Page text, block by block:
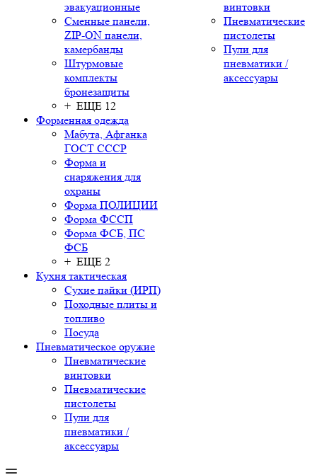
эвакуационные
Сменные панели,
ZIP-ON панели,
камербанды
Штурмовые
комплекты
бронезащиты
+ ЕЩЕ 12
Форменная одежда
Мабута, Афганка
ГОСТ СССР
Форма и
снаряжения для
охраны
Форма ПОЛИЦИИ
Форма ФССП
Форма ФСБ, ПС
ФСБ
+ ЕЩЕ 2
Кухня тактическая
Сухие пайки (ИРП)
Походные плиты и
топливо
Посуда
Пневматическое оружие
Пневматические
винтовки
Пневматические
пистолеты
Пули для
пневматики /
аксессуары
винтовки
Пневматические
пистолеты
Пули для
пневматики /
аксессуары